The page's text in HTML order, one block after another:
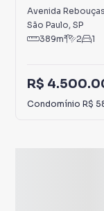
Avenida Rebouças
São Paulo, SP
389m² 2 1
R$
Condomínio R$